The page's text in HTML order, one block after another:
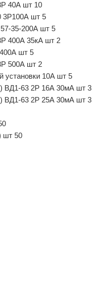
40А шт 10
3Р100А шт 5
35-200А шт 5
400А 35кА шт 2
шт 5
500А шт 2
установки 10А шт 5
ВД1-63 2Р 16А 30мА шт 3
ВД1-63 2Р 25А 30мА шт 3
шт 50